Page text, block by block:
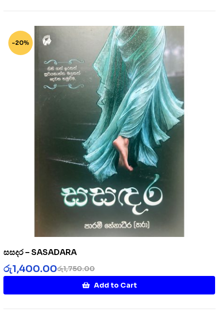
-20%
සසදර – SASADARA
රු1,750.00
රු1,400.00
Add to Cart